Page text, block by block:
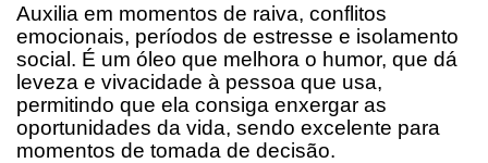
Auxilia em momentos de raiva, conflitos
emocionais, períodos de estresse e isolamento
social. É um óleo que melhora o humor, que dá
leveza e vivacidade à pessoa que usa,
permitindo que ela consiga enxergar as
oportunidades da vida, sendo excelente para
momentos de tomada de decisão.